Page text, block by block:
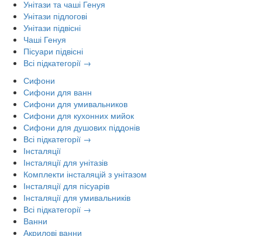
Унітази та чаші Генуя
Унітази підлогові
Унітази підвісні
Чаші Генуя
Пісуари підвісні
Всі підкатегорії →
Сифони
Сифони для ванн
Сифони для умивальников
Сифони для кухонних мийок
Сифони для душових піддонів
Всі підкатегорії →
Інсталяції
Інсталяції для унітазів
Комплекти інсталяцій з унітазом
Інсталяції для пісуарів
Інсталяції для умивальників
Всі підкатегорії →
Ванни
Акрилові ванни